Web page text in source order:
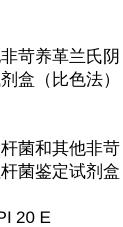
苛养革兰氏阴
盒（比色法）
菌和其他非苛
菌鉴定试剂盒
20 E